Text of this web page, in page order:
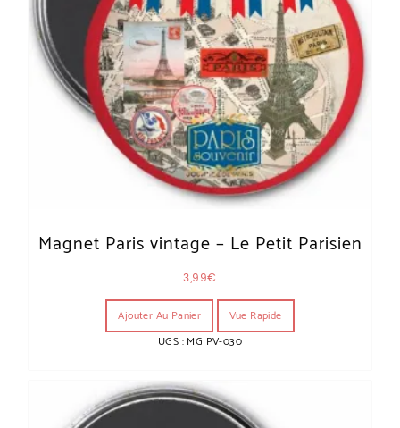
Magnet Paris vintage – Le Petit Parisien
3,99€
Ajouter Au Panier
Vue Rapide
UGS : MG PV-030